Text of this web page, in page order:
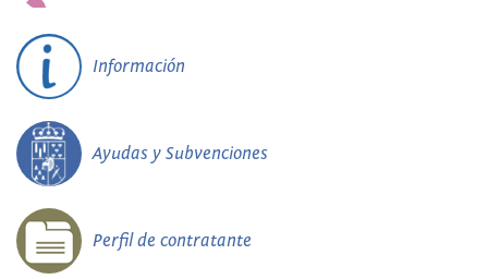
Información
Ayudas y Subvenciones
Perfil de contratante